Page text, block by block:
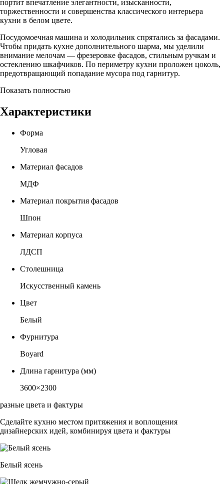
портит впечатление элегантности, изысканности,
торжественности и совершенства классического интерьера
кухни в белом цвете.
Посудомоечная машина и холодильник спрятались за фасадами.
Чтобы придать кухне дополнительного шарма, мы уделили
внимание мелочам — фрезеровке фасадов, стильным ручкам и
остеклению шкафчиков. По периметру кухни проложен цоколь,
предотвращающий попадание мусора под гарнитур.
Показать полностью
Характеристики
Форма
Угловая
Материал фасадов
МДФ
Материал покрытия фасадов
Шпон
Материал корпуса
ЛДСП
Столешница
Искусственный камень
Цвет
Белый
Фурнитура
Boyard
Длина гарнитура (мм)
3600×2300
разные цвета и фактуры
Сделайте кухню местом притяжения и воплощения
дизайнерских идей, комбинируя цвета и фактуры
Белый ясень